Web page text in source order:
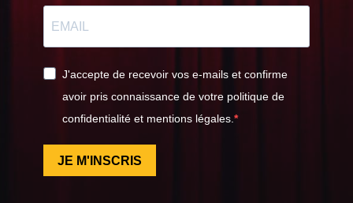
J'accepte de recevoir vos e-mails et confirme
avoir pris connaissance de votre politique de
confidentialité et mentions légales.
JE M'INSCRIS